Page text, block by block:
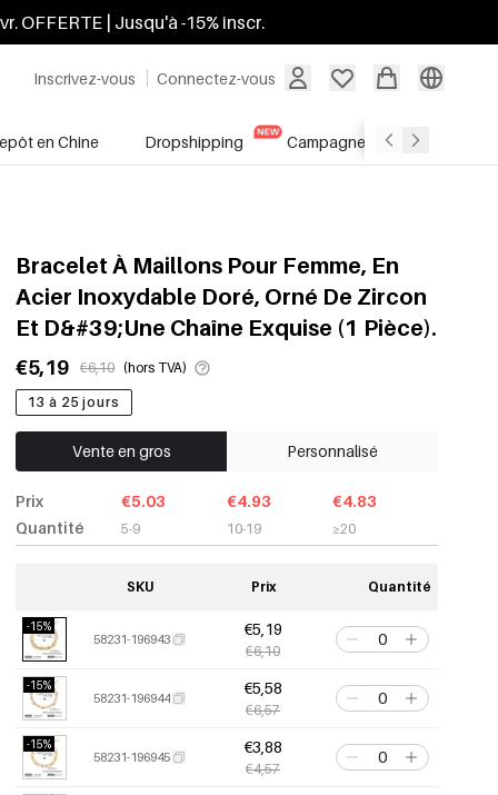
OFFERTE | Jusqu'à -15% inscr.
Inscrivez-vous Connectez-vous
en Chine Dropshipping Campagnes Soldes
Bracelet À Maillons Pour Femme, En
Acier Inoxydable Doré, Orné De Zircon
Et D&#39;Une Chaîne Exquise (1 Pièce).
€5,19 €6,10 (hors TVA)
13 à 25 jours
Vente en gros Personnalisé
Prix
Quantité
€5.03
5-9
€4.93
10-19
€4.83
≥20
SKU Prix Quantité
-15%
58231-196943
€5,19
€6,10
-15%
58231-196944
€5,58
€6,57
-15%
58231-196945
€3,88
€4,57